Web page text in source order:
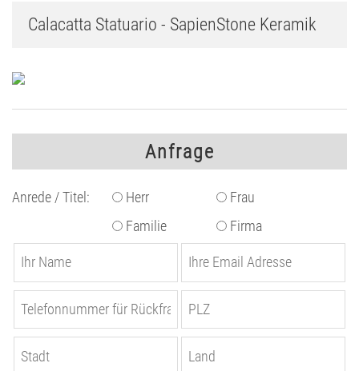
Calacatta Statuario - SapienStone Keramik
Anfrage
Anrede / Titel: Herr
Frau
Familie
Firma